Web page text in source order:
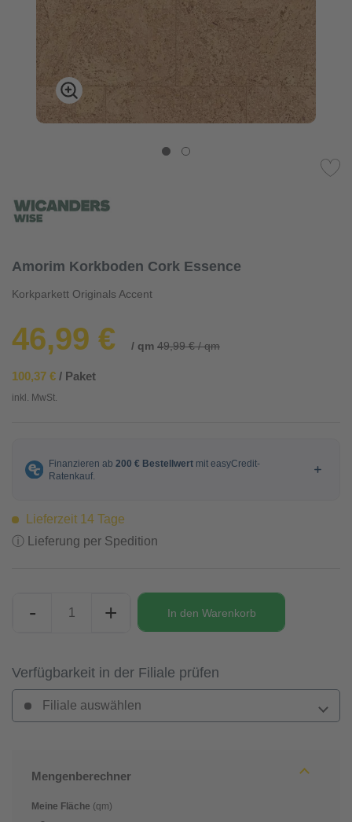
Amorim Korkboden Cork Essence
Korkparkett Originals Accent
46,99 € / qm 49,99 € / qm
100,37 € / Paket
inkl. MwSt.
Lieferzeit 14 Tage
ⓘ Lieferung per Spedition
- + In den Warenkorb
Verfügbarkeit in der Filiale prüfen
Filiale auswählen
Mengenberechner
Meine Fläche (qm)